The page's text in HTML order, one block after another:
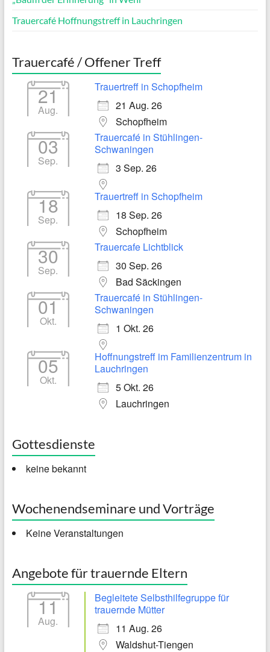
Trauercafé Hoffnungstreff in Lauchringen
Trauercafé / Offener Treff
21
Aug.
Trauertreff in Schopfheim
21 Aug. 26
Schopfheim
03
Sep.
Trauercafé in Stühlingen-
Schwaningen
3 Sep. 26
18
Sep.
Trauertreff in Schopfheim
18 Sep. 26
Schopfheim
30
Sep.
Trauercafe Lichtblick
30 Sep. 26
Bad Säckingen
01
Okt.
Trauercafé in Stühlingen-
Schwaningen
1 Okt. 26
05
Okt.
Hoffnungstreff im Familienzentrum in
Lauchringen
5 Okt. 26
Lauchringen
Gottesdienste
keine bekannt
Wochenendseminare und Vorträge
Keine Veranstaltungen
Angebote für trauernde Eltern
11
Aug.
Begleitete Selbsthilfegruppe für
trauernde Mütter
11 Aug. 26
Waldshut-Tiengen